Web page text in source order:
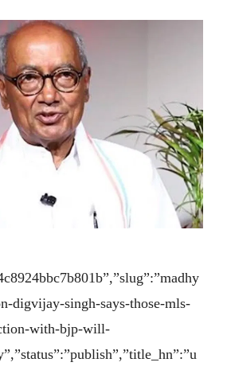
digvijay-singh-says-those-mls-
with-bjp-will-